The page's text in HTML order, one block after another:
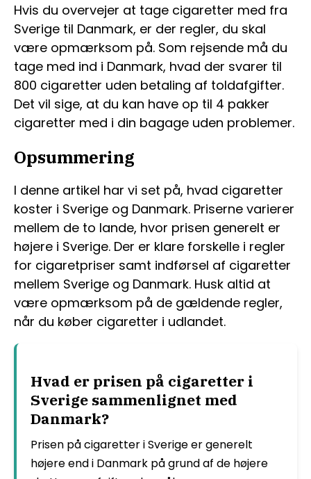
Hvis du overvejer at tage cigaretter med fra
Sverige til Danmark, er der regler, du skal
være opmærksom på. Som rejsende må du
tage med ind i Danmark, hvad der svarer til
800 cigaretter uden betaling af toldafgifter.
Det vil sige, at du kan have op til 4 pakker
cigaretter med i din bagage uden problemer.
Opsummering
I denne artikel har vi set på, hvad cigaretter
koster i Sverige og Danmark. Priserne varierer
mellem de to lande, hvor prisen generelt er
højere i Sverige. Der er klare forskelle i regler
for cigaretpriser samt indførsel af cigaretter
mellem Sverige og Danmark. Husk altid at
være opmærksom på de gældende regler,
når du køber cigaretter i udlandet.
Hvad er prisen på cigaretter i
Sverige sammenlignet med
Danmark?
Prisen på cigaretter i Sverige er generelt
højere end i Danmark på grund af de højere